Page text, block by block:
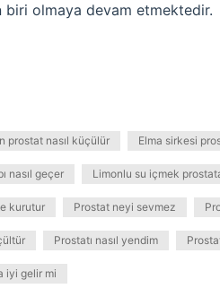
olmaya devam etmektedir.
prostat nasıl küçülür Elma sirkesi
nasıl geçer Limonlu su içmek
kurutur Prostat neyi sevmez
Prostatı nasıl yendim
iyi gelir mi